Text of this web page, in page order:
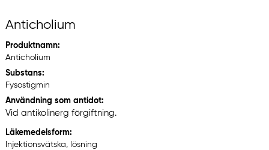
Anticholium
Produktnamn:
Anticholium
Substans:
Fysostigmin
Användning som antidot:
Vid antikolinerg förgiftning.
Läkemedelsform:
Injektionsvätska, lösning